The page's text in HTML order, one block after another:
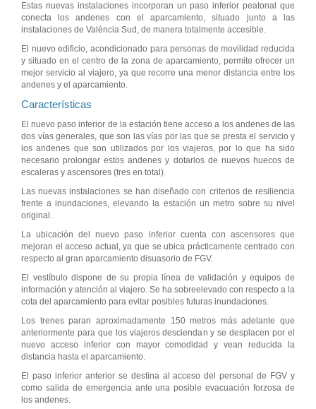
Estas nuevas instalaciones incorporan un paso inferior peatonal que
conecta los andenes con el aparcamiento, situado junto a las
instalaciones de València Sud, de manera totalmente accesible.
El nuevo edificio, acondicionado para personas de movilidad reducida
y situado en el centro de la zona de aparcamiento, permite ofrecer un
mejor servicio al viajero, ya que recorre una menor distancia entre los
andenes y el aparcamiento.
Características
El nuevo paso inferior de la estación tiene acceso a los andenes de las
dos vías generales, que son las vías por las que se presta el servicio y
los andenes que son utilizados por los viajeros, por lo que ha sido
necesario prolongar estos andenes y dotarlos de nuevos huecos de
escaleras y ascensores (tres en total).
Las nuevas instalaciones se han diseñado con criterios de resiliencia
frente a inundaciones, elevando la estación un metro sobre su nivel
original.
La ubicación del nuevo paso inferior cuenta con ascensores que
mejoran el acceso actual, ya que se ubica prácticamente centrado con
respecto al gran aparcamiento disuasorio de FGV.
El vestíbulo dispone de su propia línea de validación y equipos de
información y atención al viajero. Se ha sobreelevado con respecto a la
cota del aparcamiento para evitar posibles futuras inundaciones.
Los trenes paran aproximadamente 150 metros más adelante que
anteriormente para que los viajeros desciendan y se desplacen por el
nuevo acceso inferior con mayor comodidad y vean reducida la
distancia hasta el aparcamiento.
El paso inferior anterior se destina al acceso del personal de FGV y
como salida de emergencia ante una posible evacuación forzosa de
los andenes.